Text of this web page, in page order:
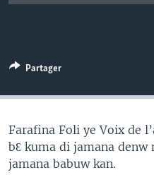
Partager
Farafina Foli ye Voix de
bƐ kuma di jamana denw
jamana babuw kan.